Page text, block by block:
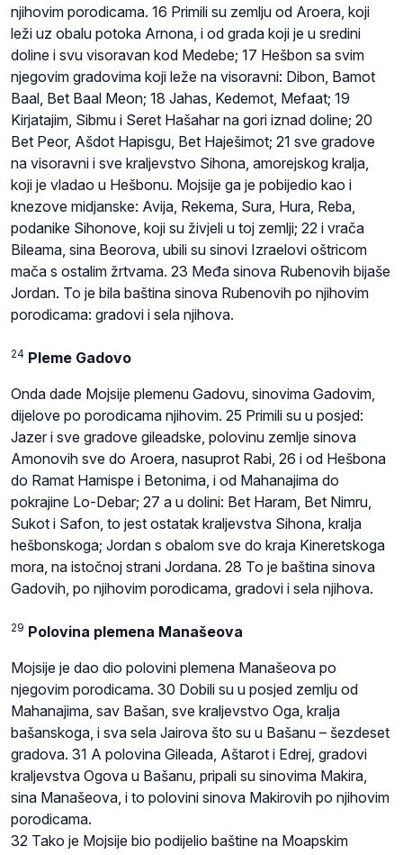
njihovim porodicama. 16 Primili su zemlju od Aroera, koji
leži uz obalu potoka Arnona, i od grada koji je u sredini
doline i svu visoravan kod Medebe; 17 Hešbon sa svim
njegovim gradovima koji leže na visoravni: Dibon, Bamot
Baal, Bet Baal Meon; 18 Jahas, Kedemot, Mefaat; 19
Kirjatajim, Sibmu i Seret Hašahar na gori iznad doline; 20
Bet Peor, Ašdot Hapisgu, Bet Haješimot; 21 sve gradove
na visoravni i sve kraljevstvo Sihona, amorejskog kralja,
koji je vladao u Hešbonu. Mojsije ga je pobijedio kao i
knezove midjanske: Avija, Rekema, Sura, Hura, Reba,
podanike Sihonove, koji su živjeli u toj zemlji; 22 i vrača
Bileama, sina Beorova, ubili su sinovi Izraelovi oštricom
mača s ostalim žrtvama. 23 Međa sinova Rubenovih bijaše
Jordan. To je bila baština sinova Rubenovih po njihovim
porodicama: gradovi i sela njihova.
24 Pleme Gadovo
Onda dade Mojsije plemenu Gadovu, sinovima Gadovim,
dijelove po porodicama njihovim. 25 Primili su u posjed:
Jazer i sve gradove gileadske, polovinu zemlje sinova
Amonovih sve do Aroera, nasuprot Rabi, 26 i od Hešbona
do Ramat Hamispe i Betonima, i od Mahanajima do
pokrajine Lo-Debar; 27 a u dolini: Bet Haram, Bet Nimru,
Sukot i Safon, to jest ostatak kraljevstva Sihona, kralja
hešbonskoga; Jordan s obalom sve do kraja Kineretskoga
mora, na istočnoj strani Jordana. 28 To je baština sinova
Gadovih, po njihovim porodicama, gradovi i sela njihova.
29 Polovina plemena Manašeova
Mojsije je dao dio polovini plemena Manašeova po
njegovim porodicama. 30 Dobili su u posjed zemlju od
Mahanajima, sav Bašan, sve kraljevstvo Oga, kralja
bašanskoga, i sva sela Jairova što su u Bašanu – šezdeset
gradova. 31 A polovina Gileada, Aštarot i Edrej, gradovi
kraljevstva Ogova u Bašanu, pripali su sinovima Makira,
sina Manašeova, i to polovini sinova Makirovih po njihovim
porodicama.
32 Tako je Mojsije bio podijelio baštine na Moapskim